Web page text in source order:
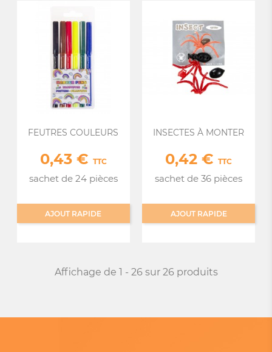
FEUTRES COULEURS
Prix
0,43 € TTC
sachet de 24 pièces
AJOUT RAPIDE
INSECTES À MONTER
Prix
0,42 € TTC
sachet de 36 pièces
AJOUT RAPIDE
Affichage de 1 - 26 sur 26 produits